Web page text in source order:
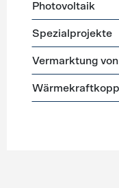
Photovoltaik
Spezialprojekte
Vermarktung